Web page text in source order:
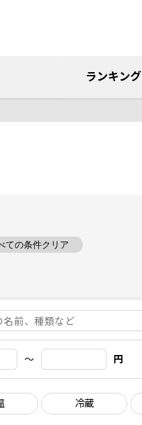
ランキング
ての条件クリア
〜 円
冷蔵